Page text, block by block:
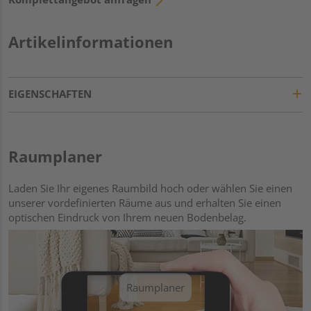
Artikelinformationen
EIGENSCHAFTEN
Raumplaner
Laden Sie Ihr eigenes Raumbild hoch oder wählen Sie einen
unserer vordefinierten Räume aus und erhalten Sie einen
optischen Eindruck von Ihrem neuen Bodenbelag.
Raumplaner